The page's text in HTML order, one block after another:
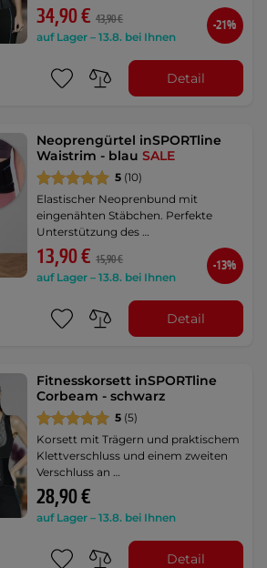
34,90 € 43,90 €
auf Lager – 13.8. bei Ihnen
-21%
Detail
Neoprengürtel inSPORTline
Waistrim - blauSALE
5 (10)
Elastischer Neoprenbund mit
eingenähten Stäbchen. Perfekte
Unterstützung des …
13,90 € 15,90 €
auf Lager – 13.8. bei Ihnen
-13%
Detail
Fitnesskorsett inSPORTline
Corbeam - schwarz
5 (5)
Korsett mit Trägern und praktischem
Klettverschluss und einem zweiten
Verschluss an …
28,90 €
auf Lager – 13.8. bei Ihnen
Detail